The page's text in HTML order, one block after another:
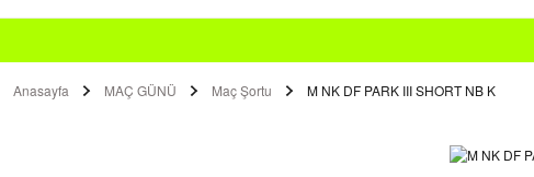
Anasayfa MAÇ GÜNÜ Maç Şortu M NK DF PARK III SHORT NB K